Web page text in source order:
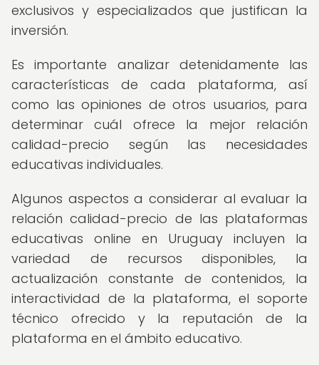
exclusivos y especializados que justifican la
inversión.
Es importante analizar detenidamente las
características de cada plataforma, así
como las opiniones de otros usuarios, para
determinar cuál ofrece la mejor relación
calidad-precio según las necesidades
educativas individuales.
Algunos aspectos a considerar al evaluar la
relación calidad-precio de las plataformas
educativas online en Uruguay incluyen la
variedad de recursos disponibles, la
actualización constante de contenidos, la
interactividad de la plataforma, el soporte
técnico ofrecido y la reputación de la
plataforma en el ámbito educativo.